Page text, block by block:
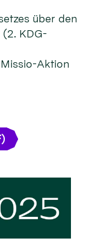
über den
KDG-
Aktion